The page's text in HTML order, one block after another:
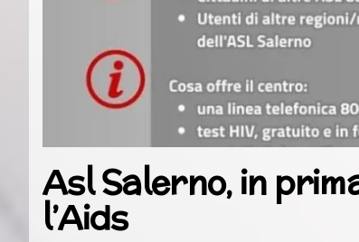
Asl Salerno, in
l’Aids